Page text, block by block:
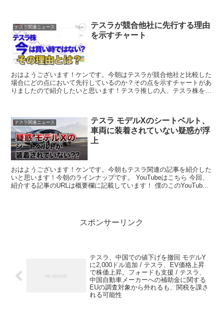
テスラ関連ニュース
テスラが競合他社に先行する理由
を示すチャート
おはようございます！ケンです。今朝はテスラが競合他社と比較した
場合にどの点において先行しているのか？その点を示すチャートがあ
りましたので紹介したいと思います！テスラ推しの人、テスラ株をさ
テスラ関連ニュース
テスラ モデルXのシートベルト、
車両に装着されていない疑惑が浮
上
おはようございます！ケンです。今朝もテスラ関連の記事を紹介した
いと思います！今朝のラインナップです。 YouTubeはこちら 今回、
紹介する記事のURLは概要欄に記載しています！ 僕のこのYouTub...
スポンサーリンク
テスラ、中国での値下げを撤回 モデルY
に2,000ドル追加 / テスラ、EV価格上昇
で株価上昇。フォードも支援 / テスラ、
中国自動車メーカーへの補助金に関する
EUの調査対象から外れるも、関税を課さ
れる可能性